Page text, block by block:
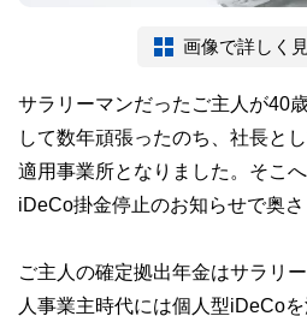
画像で詳しく
サラリーマンだったご主人が40
して数年頑張ったのち、社長と
適用事業所となりました。そこ
iDeCo掛金停止のお知らせで奥さ
ご主人の確定拠出年金はサラリ
人事業主時代には個人型iDeCo